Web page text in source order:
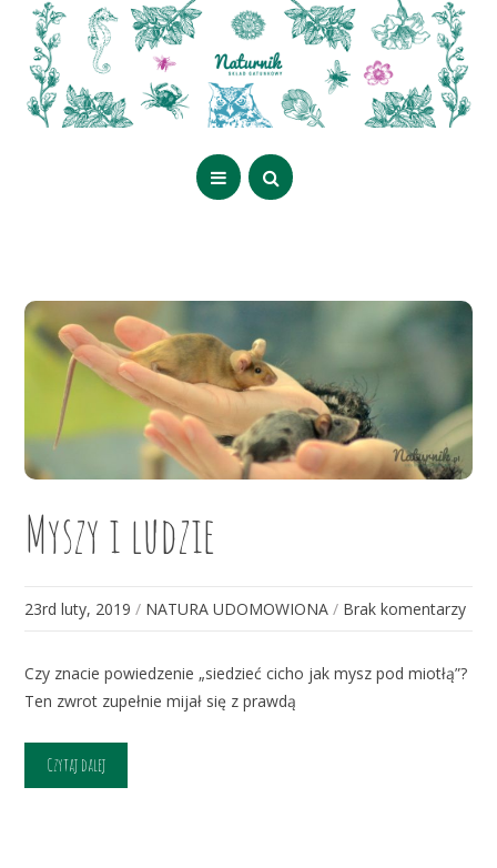
Myszy i ludzie
23rd luty, 2019 / NATURA UDOMOWIONA / Brak komentarzy
Czy znacie powiedzenie „siedzieć cicho jak mysz pod miotłą”?
Ten zwrot zupełnie mijał się z prawdą
Czytaj dalej